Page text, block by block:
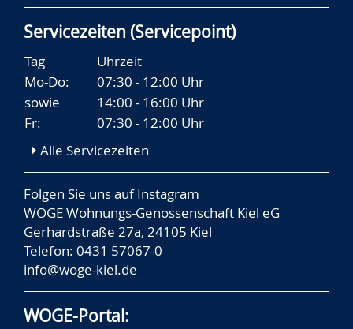
Servicezeiten (Servicepoint)
Tag
Uhrzeit
Mo-Do:
07:30 - 12:00 Uhr
sowie
14:00 - 16:00 Uhr
Fr:
07:30 - 12:00 Uhr
Alle Servicezeiten
Folgen Sie uns aufInstagram
WOGE Wohnungs-Genossenschaft Kiel eG
Gerhardstraße 27a, 24105 Kiel
Telefon: 0431 57067-0
info@woge-kiel.de
WOGE-Portal: